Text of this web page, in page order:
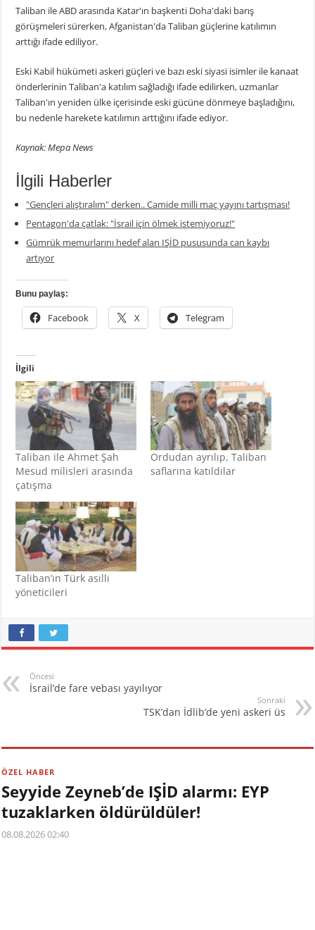
Taliban ile ABD arasında Katar'ın başkenti Doha'daki barış
görüşmeleri sürerken, Afganistan'da Taliban güçlerine katılımın
arttığı ifade ediliyor.
Eski Kabil hükümeti askeri güçleri ve bazı eski siyasi isimler ile kanaat
önderlerinin Taliban'a katılım sağladığı ifade edilirken, uzmanlar
Taliban'ın yeniden ülke içerisinde eski gücüne dönmeye başladığını,
bu nedenle harekete katılımın arttığını ifade ediyor.
Kaynak: Mepa News
İlgili Haberler
"Gençleri alıştıralım" derken.. Camide milli maç yayını tartışması!
Pentagon'da çatlak: "İsrail için ölmek istemiyoruz!"
Gümrük memurlarını hedef alan IŞİD pususunda can kaybı
artıyor
Bunu paylaş:
Facebook X Telegram
İlgili
Taliban ile Ahmet Şah
Mesud milisleri arasında
çatışma
Ordudan ayrılıp, Taliban
saflarına katıldılar
Taliban’ın Türk asıllı
yöneticileri
Öncesi
İsrail’de fare vebası yayılıyor
Sonraki
TSK’dan İdlib’de yeni askeri üs
ÖZEL HABER
Seyyide Zeyneb’de IŞİD alarmı: EYP
tuzaklarken öldürüldüler!
08.08.2026 02:40